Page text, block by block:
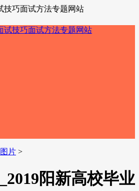
技巧面试方法专题网站
片 >
阳新高校毕业